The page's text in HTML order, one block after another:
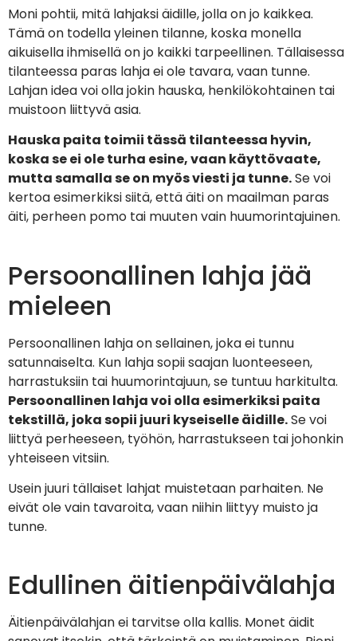
Moni pohtii, mitä lahjaksi äidille, jolla on jo kaikkea.
Tämä on todella yleinen tilanne, koska monella
aikuisella ihmisellä on jo kaikki tarpeellinen. Tällaisessa
tilanteessa paras lahja ei ole tavara, vaan tunne.
Lahjan idea voi olla jokin hauska, henkilökohtainen tai
muistoon liittyvä asia.
Hauska paita toimii tässä tilanteessa hyvin,
koska se ei ole turha esine, vaan käyttövaate,
mutta samalla se on myös viesti ja tunne.Se voi
kertoa esimerkiksi siitä, että äiti on maailman paras
äiti, perheen pomo tai muuten vain huumorintajuinen.
Persoonallinen lahja jää
mieleen
Persoonallinen lahja on sellainen, joka ei tunnu
satunnaiselta. Kun lahja sopii saajan luonteeseen,
harrastuksiin tai huumorintajuun, se tuntuu harkitulta.
Persoonallinen lahja voi olla esimerkiksi paita
tekstillä, joka sopii juuri kyseiselle äidille.Se voi
liittyä perheeseen, työhön, harrastukseen tai johonkin
yhteiseen vitsiin.
Usein juuri tällaiset lahjat muistetaan parhaiten. Ne
eivät ole vain tavaroita, vaan niihin liittyy muisto ja
tunne.
Edullinen äitienpäivälahja
Äitienpäivälahjan ei tarvitse olla kallis. Monet äidit